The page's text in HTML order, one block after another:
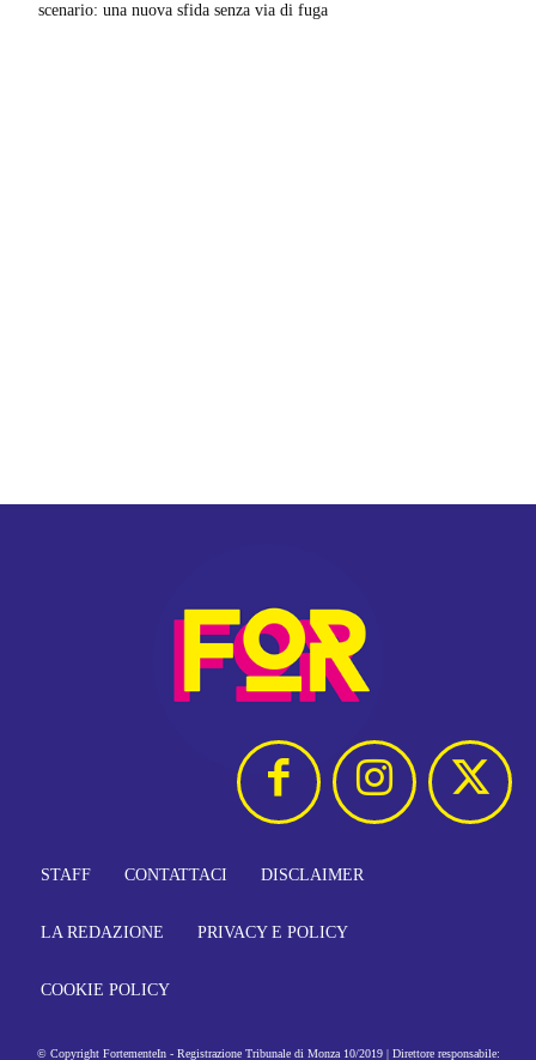
scenario: una nuova sfida senza via di fuga
STAFF CONTATTACI DISCLAIMER
LA REDAZIONE PRIVACY E POLICY
COOKIE POLICY
© Copyright FortementeIn - Registrazione Tribunale di Monza 10/2019 | Direttore responsabile: